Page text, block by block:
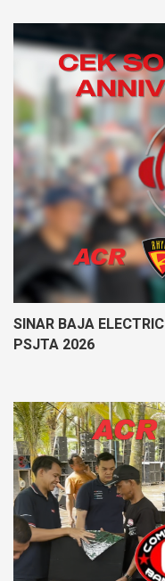
SINAR BAJA
PSJTA 2026